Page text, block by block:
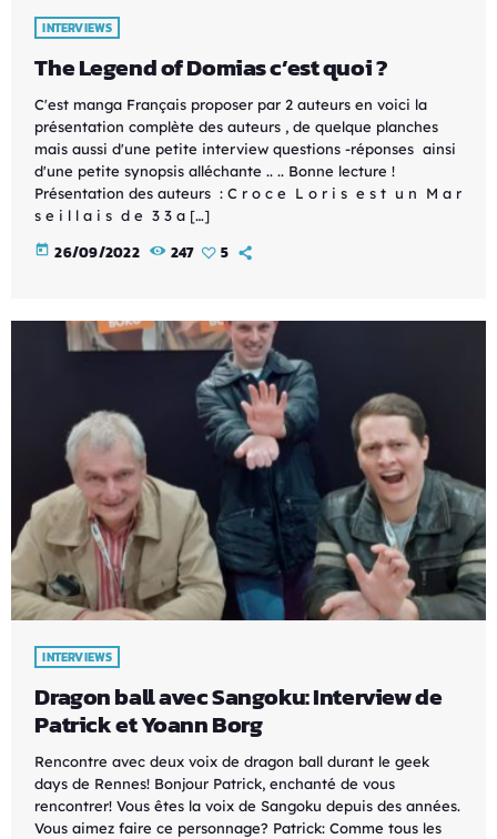
INTERVIEWS
The Legend of Domias c’est quoi ?
C'est manga Français proposer par 2 auteurs en voici la
présentation complète des auteurs , de quelque planches
mais aussi d'une petite interview questions -réponses ainsi
d'une petite synopsis alléchante .. .. Bonne lecture !
Présentation des auteurs : C r o c e L o r i s e s t u n M a r
s e i l l a i s d e 3 3 a […]
today 26/09/2022 247 5
INTERVIEWS
Dragon ball avec Sangoku: Interview de
Patrick et Yoann Borg
Rencontre avec deux voix de dragon ball durant le geek
days de Rennes! Bonjour Patrick, enchanté de vous
rencontrer! Vous êtes la voix de Sangoku depuis des années.
Vous aimez faire ce personnage? Patrick: Comme tous les